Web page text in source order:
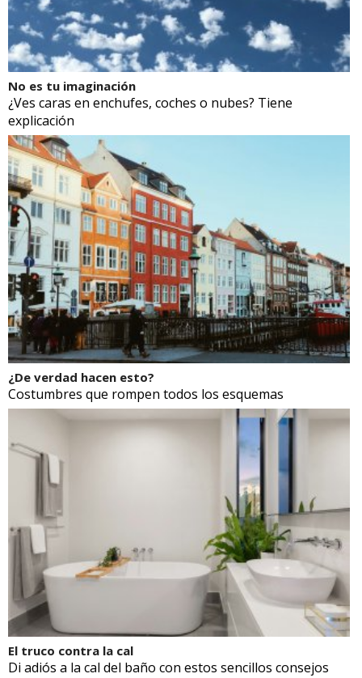
No es tu imaginación
¿Ves caras en enchufes, coches o nubes? Tiene
explicación
¿De verdad hacen esto?
Costumbres que rompen todos los esquemas
El truco contra la cal
Di adiós a la cal del baño con estos sencillos consejos